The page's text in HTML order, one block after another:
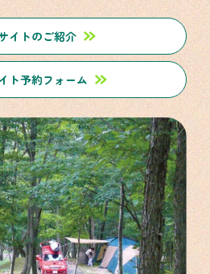
イトのご紹介
ト予約フォーム